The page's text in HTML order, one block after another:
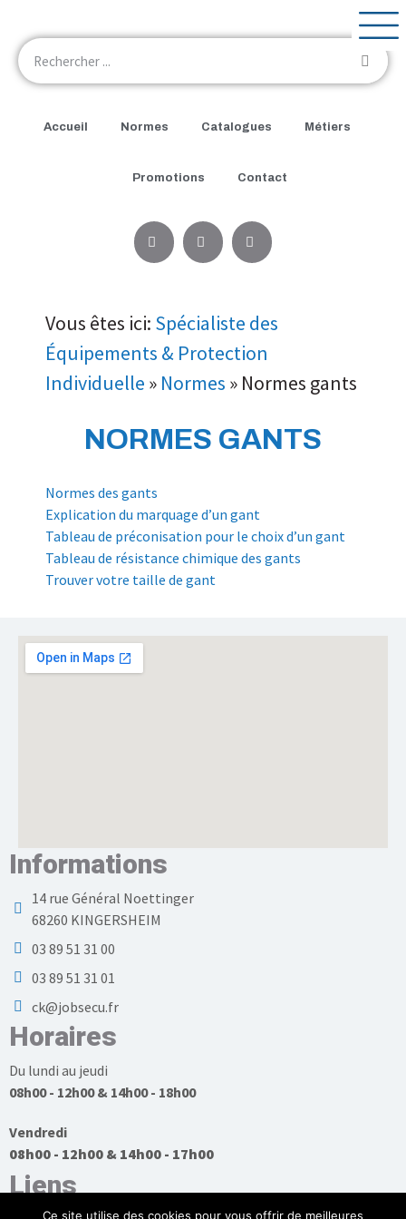
Accueil Normes Catalogues Métiers
Promotions Contact
Vous êtes ici: Spécialiste des
Équipements & Protection
Individuelle » Normes » Normes gants
NORMES GANTS
Normes des gants
Explication du marquage d’un gant
Tableau de préconisation pour le choix d’un gant
Tableau de résistance chimique des gants
Trouver votre taille de gant
Informations
14 rue Général Noettinger
68260 KINGERSHEIM
03 89 51 31 00
03 89 51 31 01
ck@jobsecu.fr
Horaires
Du lundi au jeudi
08h00 - 12h00 & 14h00 - 18h00
Vendredi
08h00 - 12h00 & 14h00 - 17h00
Liens
Ce site utilise des cookies pour vous offrir de meilleures